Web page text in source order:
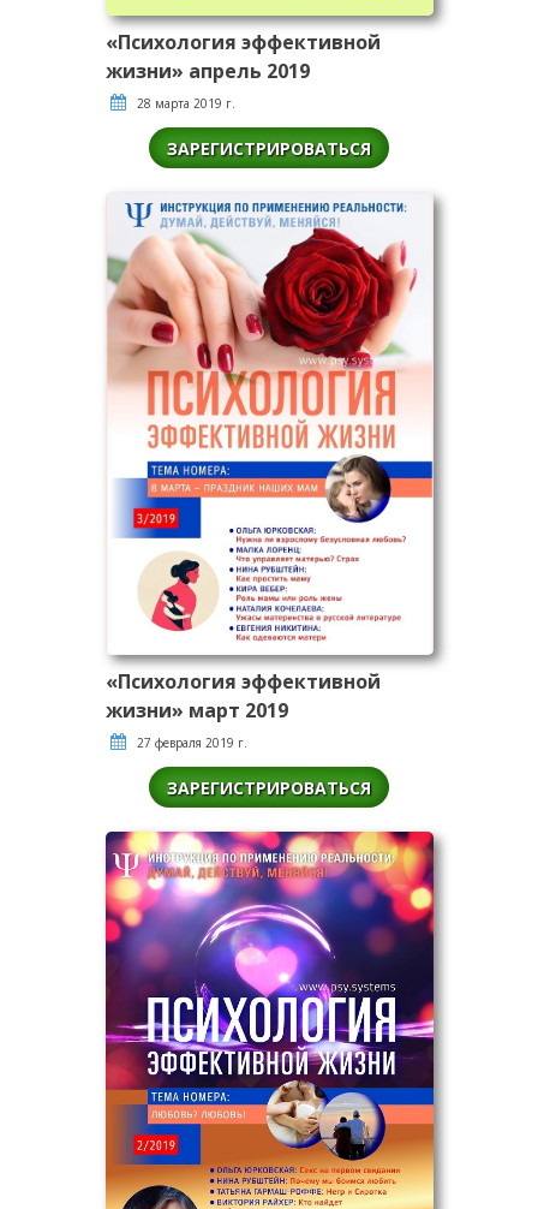
«Психология эффективной
жизни» апрель 2019
28 марта 2019 г.
ЗАРЕГИСТРИРОВАТЬСЯ
«Психология эффективной
жизни» март 2019
27 февраля 2019 г.
ЗАРЕГИСТРИРОВАТЬСЯ